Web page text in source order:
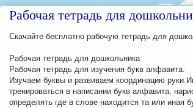
Рабочая тетрадь для
Скачайте бесплатно рабочую тетрадь для
Рабочая тетрадь для дошкольника
Рабочая тетрадь для изучения букв алфавита.
Изучаем буквы и развиваем координацию
тренироваться в написании букв алфавита,
определять где в слове находится та или иная